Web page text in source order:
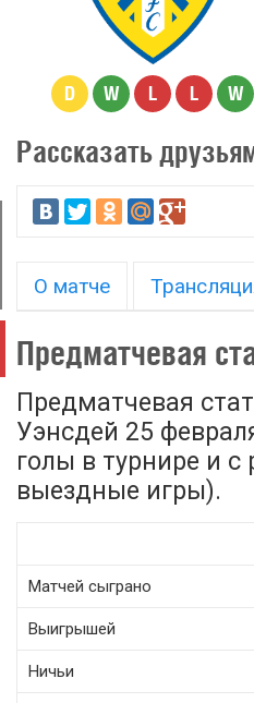
D W L L W
Рассказать
О матче
Предматчевая
Предматчевая
Уэнсдей 25
голы в турнире и
выездные игры).
Матчей сыграно
Выигрышей
Ничьи